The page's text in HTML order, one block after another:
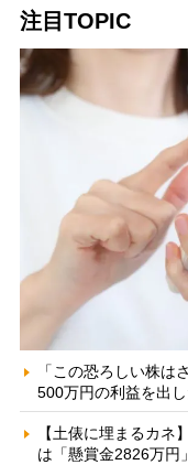
注目TOPIC
「この恐ろしい株
500万円の利益を出
【土俵に埋まるカネ
は「懸賞金2826万円